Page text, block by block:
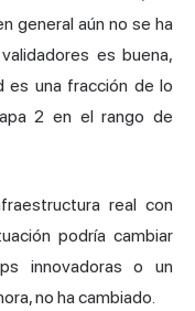
general aún no se ha
es buena,
es una fracción de lo
2 en el rango de
real con
podría cambiar
innovadoras o un
no ha cambiado.